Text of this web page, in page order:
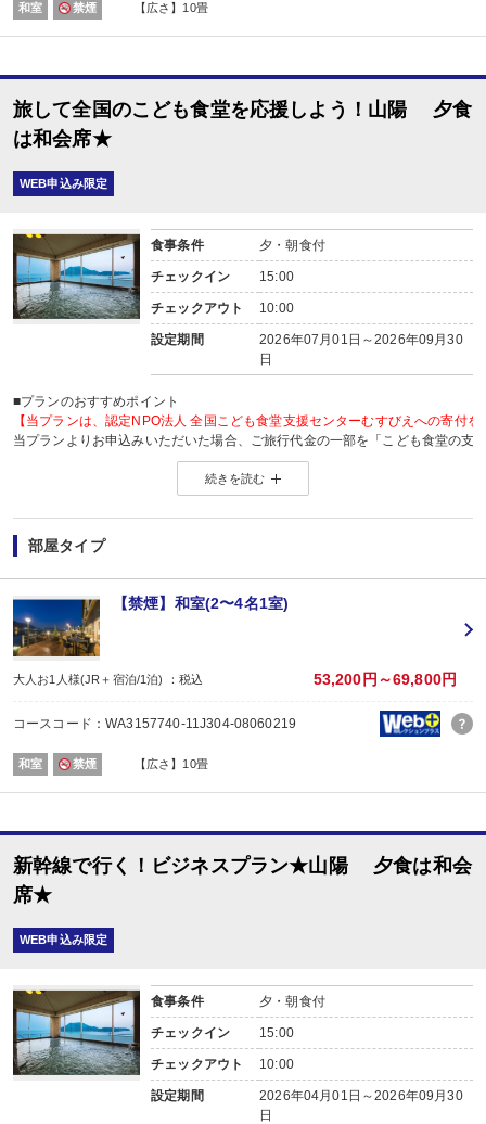
和室 禁煙 【広さ】10畳
旅して全国のこども食堂を応援しよう！山陽 夕食
は和会席★
WEB申込み限定
食事条件 夕・朝食付
チェックイン 15:00
チェックアウト 10:00
設定期間
2026年07月01日～2026年09月30
日
■プランのおすすめポイント
【当プランは、認定NPO法人 全国こども食堂支援センターむすびえへの寄付
当プランよりお申込みいただいた場合、ご旅行代金の一部を「こども食堂の支
支援団体「 認定NPO法人 全国こども食堂支援センターむすびえ 」へ寄付いた
旅の思い出を作るとともに、あなたのご旅行で多くの子どもが笑顔で過ごせる
詳しくは、こちら →夏のチャリティプランページ
■夕食
場所:
その他（ダイニング）
内容:
和会席
【時間】17：30～ 最終開始時間19：00
■朝食
内容:
ビュッフェ又は和朝食 ※お選びいただけません。
【時間】7：00～ 最終開始時間9：00
続きを読む
部屋タイプ
【禁煙】和室(2〜4名1室)
大人お1人様(JR＋宿泊/1泊) ：税込 53,200円～69,800円
コースコード：WA3157740-11J304-08060219
和室 禁煙 【広さ】10畳
新幹線で行く！ビジネスプラン★山陽 夕食は和会
席★
WEB申込み限定
食事条件 夕・朝食付
チェックイン 15:00
チェックアウト 10:00
設定期間
2026年04月01日～2026年09月30
日